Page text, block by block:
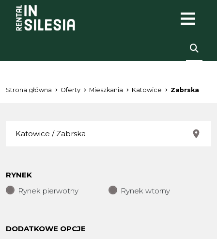
Strona główna Oferty Mieszkania Katowice Zabrska
RYNEK
Rynek pierwotny
Rynek wtorny
DODATKOWE OPCJE